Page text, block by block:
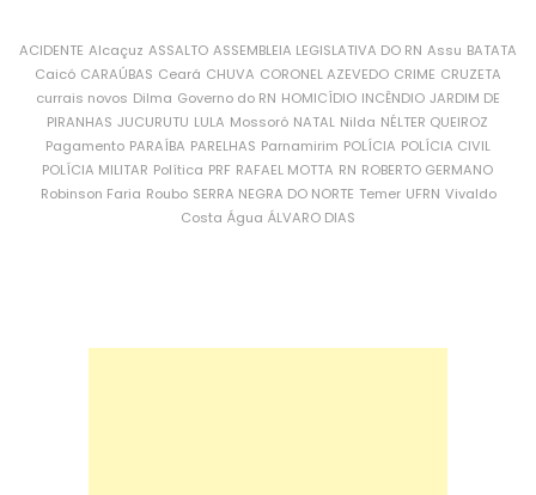
ACIDENTE Alcaçuz ASSALTO ASSEMBLEIA LEGISLATIVA DO RN Assu BATATA
Caicó CARAÚBAS Ceará CHUVA CORONEL AZEVEDO CRIME CRUZETA
currais novos Dilma Governo do RN HOMICÍDIO INCÊNDIO JARDIM DE
PIRANHAS JUCURUTU LULA Mossoró NATAL Nilda NÉLTER QUEIROZ
Pagamento PARAÍBA PARELHAS Parnamirim POLÍCIA POLÍCIA CIVIL
POLÍCIA MILITAR Política PRF RAFAEL MOTTA RN ROBERTO GERMANO
Robinson Faria Roubo SERRA NEGRA DO NORTE Temer UFRN Vivaldo
Costa Água ÁLVARO DIAS